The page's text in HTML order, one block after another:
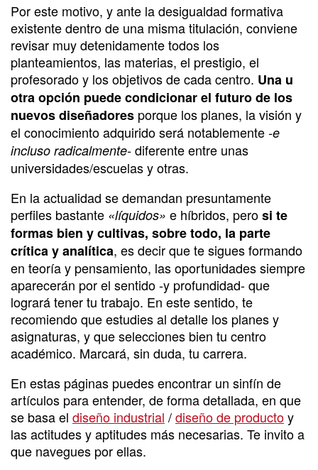
Por este motivo, y ante la desigualdad formativa
existente dentro de una misma titulación, conviene
revisar muy detenidamente todos los
planteamientos, las materias, el prestigio, el
profesorado y los objetivos de cada centro. Una u
otra opción puede condicionar el futuro de los
nuevos diseñadores porque los planes, la visión y
el conocimiento adquirido será notablemente -e
incluso radicalmente- diferente entre unas
universidades/escuelas y otras.
En la actualidad se demandan presuntamente
perfiles bastante «líquidos» e híbridos, perosi te
formas bien y cultivas, sobre todo, la parte
crítica y analítica, es decir que te sigues formando
en teoría y pensamiento, las oportunidades siempre
aparecerán por el sentido -y profundidad- que
logrará tener tu trabajo. En este sentido, te
recomiendo que estudies al detalle los planes y
asignaturas, y que selecciones bien tu centro
académico. Marcará, sin duda, tu carrera.
En estas páginas puedes encontrar un sinfín de
artículos para entender, de forma detallada, en que
se basa el diseño industrial /diseño de productoy
las actitudes y aptitudes más necesarias. Te invito a
que navegues por ellas.